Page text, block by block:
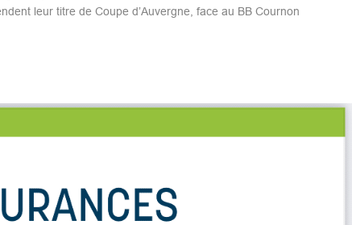
leur titre de Coupe d’Auvergne, face au BB Cournon